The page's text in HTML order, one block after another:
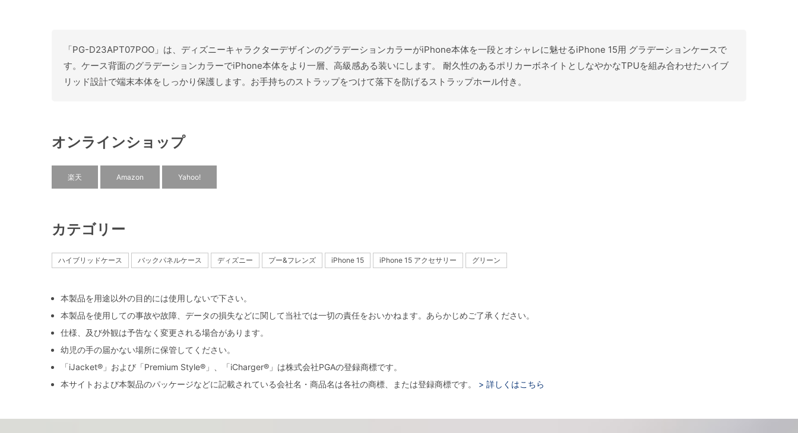
「PG-D23APT07POO」は、ディズニーキャラクターデザインのグラデーションカラーがiPhone本体を一段とオシャレに魅せるiPhone 15用 グラデーションケースで
す。ケース背面のグラデーションカラーでiPhone本体をより一層、高級感ある装いにします。 耐久性のあるポリカーボネイトとしなやかなTPUを組み合わせたハイブ
リッド設計で端末本体をしっかり保護します。お手持ちのストラップをつけて落下を防げるストラップホール付き。
オンラインショップ
楽天 Amazon Yahoo!
カテゴリー
ハイブリッドケース バックパネルケース ディズニー プー&フレンズ iPhone 15 iPhone 15 アクセサリー グリーン
本製品を用途以外の目的には使用しないで下さい。
本製品を使用しての事故や故障、データの損失などに関して当社では一切の責任をおいかねます。あらかじめご了承ください。
仕様、及び外観は予告なく変更される場合があります。
幼児の手の届かない場所に保管してください。
「iJacket®」および「Premium Style®」、「iCharger®」は株式会社PGAの登録商標です。
本サイトおよび本製品のパッケージなどに記載されている会社名・商品名は各社の商標、または登録商標です。
> 詳しくはこちら